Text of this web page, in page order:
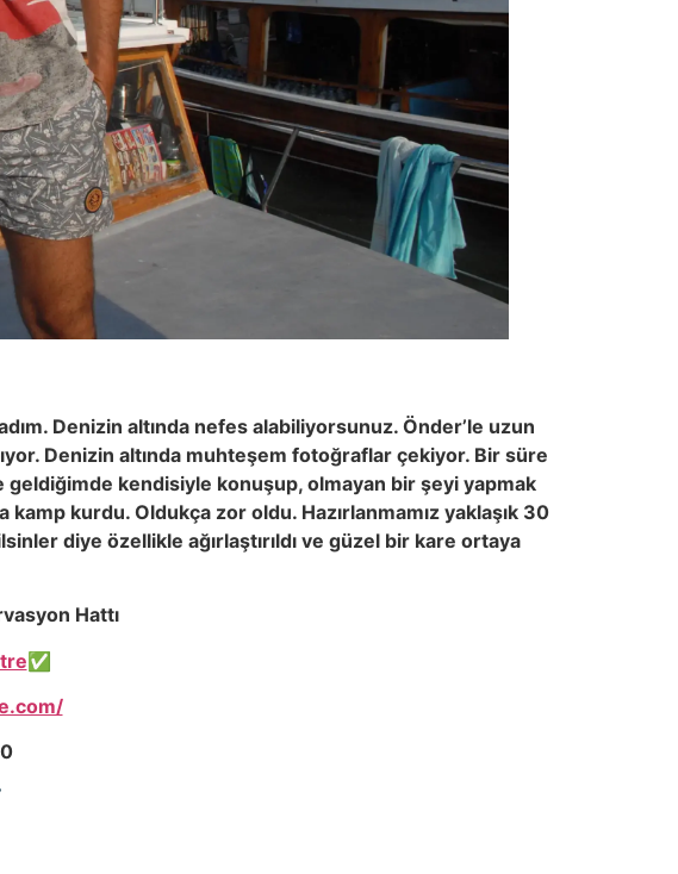
Denizin altında nefes alabiliyorsunuz. Önder’le uzun
Denizin altında muhteşem fotoğraflar çekiyor. Bir süre
kendisiyle konuşup, olmayan bir şeyi yapmak
kurdu. Oldukça zor oldu. Hazırlanmamız yaklaşık 30
diye özellikle ağırlaştırıldı ve güzel bir kare ortaya
Hattı
✅